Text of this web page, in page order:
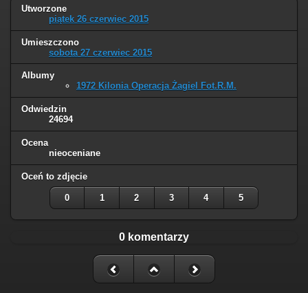
Utworzone
piątek 26 czerwiec 2015
Umieszczono
sobota 27 czerwiec 2015
Albumy
1972 Kilonia Operacja Żagiel Fot.R.M.
Odwiedzin
24694
Ocena
nieoceniane
Oceń to zdjęcie
0 1 2 3 4 5
0 komentarzy